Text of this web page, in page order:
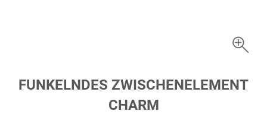
Zum
Anfang
FUNKELNDES ZWISCHENELEMENT
CHARM